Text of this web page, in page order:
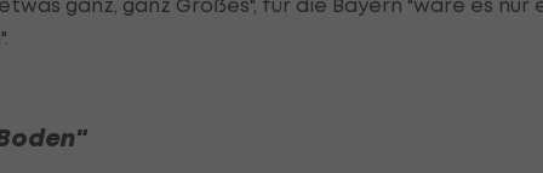
ganz, ganz Großes", für die Bayern "wäre es nur